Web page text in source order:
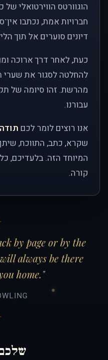
הוגוורטס הווירטואלי של
חברויות אמת, נכתבו
דיונים סוערים אל תוך
כעת, לאחר דרך ארוכה
להחלטה לסגור את שערי
מהרשת. זהו סיומה של
עבורנו.
אנו רוצים לומר לכם
שקרא, כתב, התווכח,
המיוחד הזה. בלעדיכם,
קורה.
by page or by the
always be there
home."